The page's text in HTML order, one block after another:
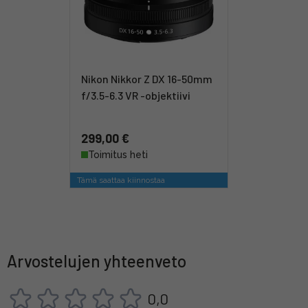
Nikon Nikkor Z DX 16-50mm
f/3.5-6.3 VR -objektiivi
299,00 €
Toimitus heti
Tämä saattaa kiinnostaa
Arvostelujen yhteenveto
0,0